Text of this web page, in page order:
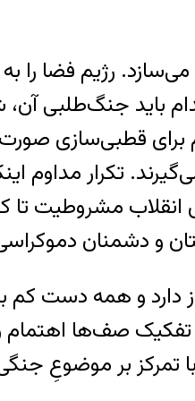
رژیم فضا
باید جنگ‌طلبی
هم برای
تکرار
مشروطیت تا
و دشمنان
و همه دست کم
صف‌ها
با تمرکز بر موضوعِ